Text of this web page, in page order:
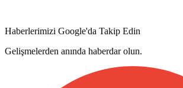
Haberlerimizi Google'da Takip Edin
Gelişmelerden anında haberdar olun.